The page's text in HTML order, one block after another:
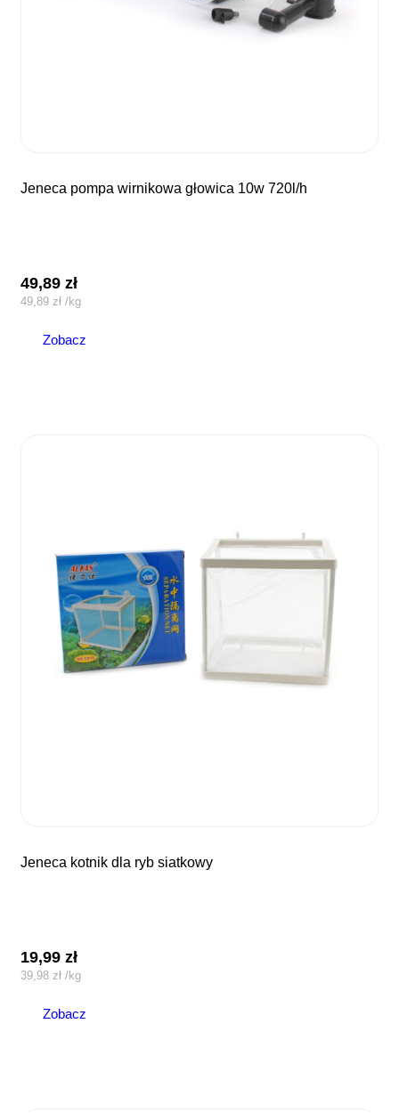
jeneca pompa wirnikowa głowica 10w 720l/h
49,89zł
49,89 zł /kg
Zobacz
jeneca kotnik dla ryb siatkowy
19,99zł
39,98zł /kg
Zobacz